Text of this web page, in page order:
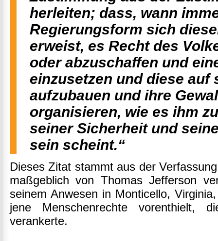
herleiten; dass, wann
Regierungsform sich
erweist, es Recht des
oder abzuschaffen und
einzusetzen und diese auf
aufzubauen und ihre
organisieren, wie es ihm
seiner Sicherheit und
sein scheint.“
Dieses Zitat stammt aus der
maßgeblich von Thomas Jefferson
seinem Anwesen in Monticello,
jene Menschenrechte vorenthielt,
verankerte.